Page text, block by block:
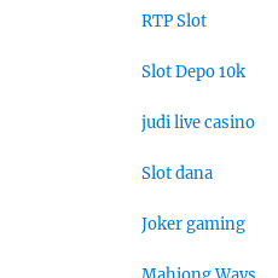
RTP Slot
Slot Depo 10k
judi live casino
Slot dana
Joker gaming